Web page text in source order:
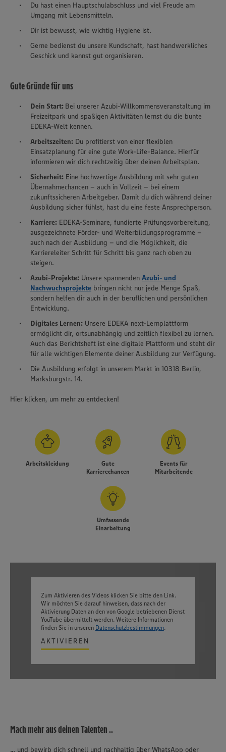
Du hast einen Hauptschulabschluss und viel Freude am
Umgang mit Lebensmitteln.
Dir ist bewusst, wie wichtig Hygiene ist.
Gerne bedienst du unsere Kundschaft, hast handwerkliches
Geschick und kannst gut organisieren.
Gute Gründe für uns
Dein Start: Bei unserer Azubi-Willkommensveranstaltung im
Freizeitpark und spaßigen Aktivitäten lernst du die bunte
EDEKA-Welt kennen.
Arbeitszeiten: Du profitierst von einer flexiblen
Einsatzplanung für eine gute Work-Life-Balance. Hierfür
informieren wir dich rechtzeitig über deinen Arbeitsplan.
Sicherheit: Eine hochwertige Ausbildung mit sehr guten
Übernahmechancen – auch in Vollzeit – bei einem
zukunftssicheren Arbeitgeber. Damit du dich während deiner
Ausbildung sicher fühlst, hast du eine feste Ansprechperson.
Karriere: EDEKA-Seminare, fundierte Prüfungsvorbereitung,
ausgezeichnete Förder- und Weiterbildungsprogramme –
auch nach der Ausbildung – und die Möglichkeit, die
Karriereleiter Schritt für Schritt bis ganz nach oben zu
steigen.
Azubi-Projekte: Unsere spannenden Azubi- und
Nachwuchsprojekte bringen nicht nur jede Menge Spaß,
sondern helfen dir auch in der beruflichen und persönlichen
Entwicklung.
Digitales Lernen: Unsere EDEKA next-Lernplattform
ermöglicht dir, ortsunabhängig und zeitlich flexibel zu lernen.
Auch das Berichtsheft ist eine digitale Plattform und steht dir
für alle wichtigen Elemente deiner Ausbildung zur Verfügung.
Die Ausbildung erfolgt in unserem Markt in 10318 Berlin,
Marksburgstr. 14.
Hier klicken, um mehr zu entdecken!
Arbeitskleidung
Gute
Karrierechancen
Events für
Mitarbeitende
Umfassende
Einarbeitung
Zum Aktivieren des Videos klicken Sie bitte den Link.
Wir möchten Sie darauf hinweisen, dass nach der
Aktivierung Daten an den von Google betriebenen Dienst
YouTube übermittelt werden. Weitere Informationen
finden Sie in unseren Datenschutzbestimmungen.
AKTIVIEREN
Mach mehr aus deinen Talenten ..
... und bewirb dich schnell und nachhaltig über WhatsApp oder